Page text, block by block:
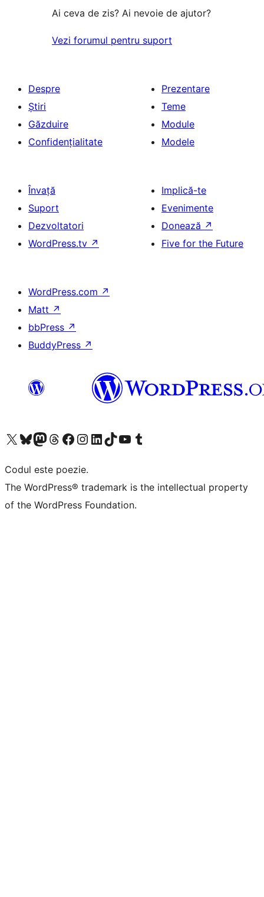
Ai ceva de zis? Ai nevoie de ajutor?
Vezi forumul pentru suport
Despre
Știri
Găzduire
Confidențialitate
Prezentare
Teme
Module
Modele
Învață
Suport
Dezvoltatori
WordPress.tv ↗
Implică-te
Evenimente
Donează ↗
Five for the Future
WordPress.com ↗
Matt ↗
bbPress ↗
BuddyPress ↗
Mergi la contul nostru X (fost Twitter)
Vizitează contul nostru Bluesky
Vizitează contul nostru Mastodon
Vizitează contul nostru Threads
Vizitează pagina noastră Facebook
Vizitează-ne pe Instagram
Vizitează-ne pe LinkedIn
Vizitează contul nostru TikTok
Vizitează canalul nostru YouTube
Vizitează contul nostru Tumblr
Codul este poezie.
The WordPress® trademark is the intellectual property
of the WordPress Foundation.